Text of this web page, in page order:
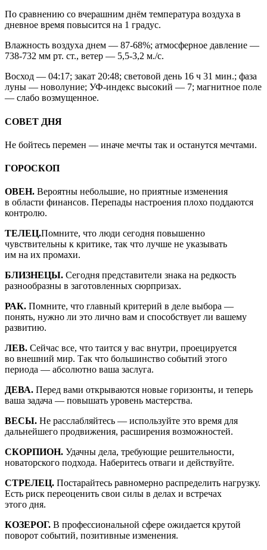
По сравнению со вчерашним днём температура воздуха в
дневное время повысится на 1 градус.
Влажность воздуха днем — 87-68%; атмосферное давление —
738-732 мм рт. ст., ветер — 5,5-3,2 м./с.
Восход — 04:17; закат 20:48; световой день 16 ч 31 мин.; фаза
луны — новолуние; УФ-индекс высокий — 7; магнитное поле
— слабо возмущенное.
СОВЕТ ДНЯ
Не бойтесь перемен — иначе мечты так и останутся мечтами.
ГОРОСКОП
ОВЕН. Вероятны небольшие, но приятные изменения
в области финансов. Перепады настроения плохо поддаются
контролю.
ТЕЛЕЦ.Помните, что люди сегодня повышенно
чувствительны к критике, так что лучше не указывать
им на их промахи.
БЛИЗНЕЦЫ. Сегодня представители знака на редкость
разнообразны в заготовленных сюрпризах.
РАК. Помните, что главный критерий в деле выбора —
понять, нужно ли это лично вам и способствует ли вашему
развитию.
ЛЕВ. Сейчас все, что таится у вас внутри, проецируется
во внешний мир. Так что большинство событий этого
периода — абсолютно ваша заслуга.
ДЕВА. Перед вами открываются новые горизонты, и теперь
ваша задача — повышать уровень мастерства.
ВЕСЫ. Не расслабляйтесь — используйте это время для
дальнейшего продвижения, расширения возможностей.
СКОРПИОН. Удачны дела, требующие решительности,
новаторского подхода. Наберитесь отваги и действуйте.
СТРЕЛЕЦ. Постарайтесь равномерно распределить нагрузку.
Есть риск переоценить свои силы в делах и встречах
этого дня.
КОЗЕРОГ. В профессиональной сфере ожидается крутой
поворот событий, позитивные изменения.